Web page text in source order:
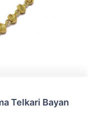
Telkari Bayan